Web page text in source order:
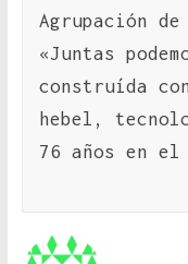
Agrupación
«Juntas
construída
hebel,
76 años en el